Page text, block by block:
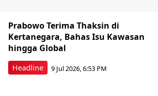
Headline
Prabowo Terima Thaksin di
Kertanegara, Bahas Isu Kawasan
hingga Global
9 Jul 2026, 6:53 PM